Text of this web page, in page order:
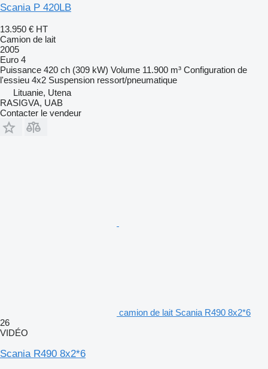
Scania P 420LB
13.950 € HT
Camion de lait
2005
Euro 4
Puissance 420 ch (309 kW) Volume 11.900 m³ Configuration de
l'essieu 4x2 Suspension ressort/pneumatique
Lituanie, Utena
RASIGVA, UAB
Contacter le vendeur
camion de lait Scania R490 8x2*6
26
VIDÉO
Scania R490 8x2*6